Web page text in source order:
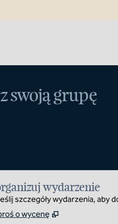
swoją grupę
wydarzenie
szczegóły wydarzenia, aby
o wycenę